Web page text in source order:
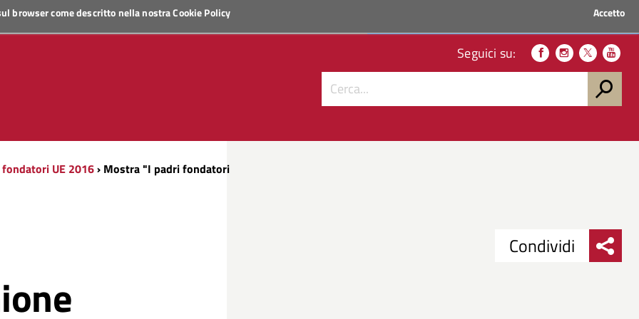
browser come descritto nella nostraCookie Policy Accetto
Seguici su:
UE 2016› Mostra "I padri fondatori
Condividi